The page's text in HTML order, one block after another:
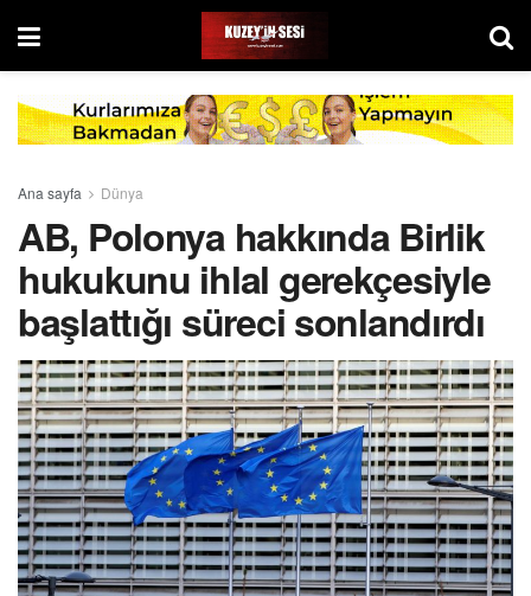
Ana sayfa Dünya
AB, Polonya hakkında Birlik
hukukunu ihlal gerekçesiyle
başlattığı süreci sonlandırdı